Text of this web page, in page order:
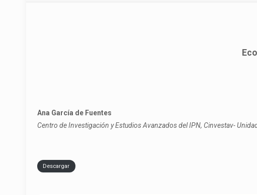
Ana García de Fuentes
Centro de Investigación y Estudios Avanzados del IPN, Cinvestav-
Descargar